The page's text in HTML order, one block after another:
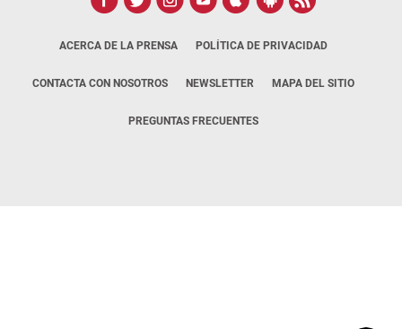
ACERCA DE LA PRENSA POLÍTICA DE PRIVACIDAD
CONTACTA CON NOSOTROS NEWSLETTER MAPA DEL SITIO
PREGUNTAS FRECUENTES